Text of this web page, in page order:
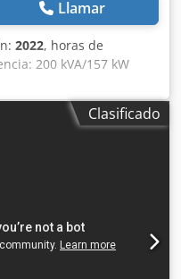
Llamar
2022, horas de
200 kVA/157 kW
Horas de
12/2022
A + DS InterruptorClasificado